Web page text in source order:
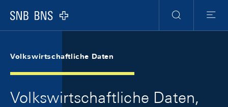
Logo
Suche
Menu
Volkswirtschaftliche Daten
Volkswirtschaftliche Daten,